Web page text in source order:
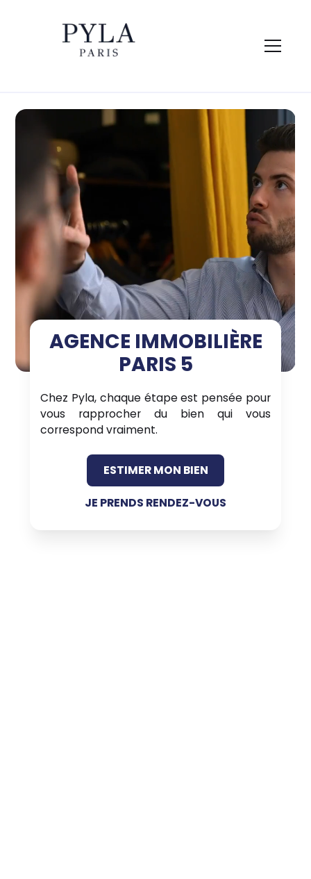
AGENCE IMMOBILIÈRE
PARIS 5
Chez Pyla, chaque étape est pensée pour
vous rapprocher du bien qui vous
correspond vraiment.
ESTIMER MON BIEN
JE PRENDS RENDEZ-VOUS